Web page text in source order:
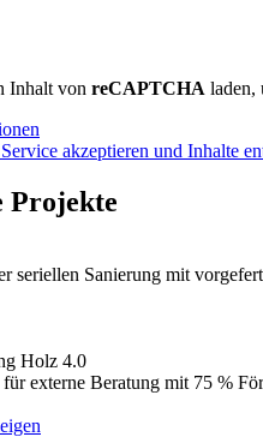
Inhalt von reCAPTCHA laden,
akzeptieren und Inhalte
Projekte
seriellen Sanierung mit
Holz 4.0
externe Beratung mit 75 %